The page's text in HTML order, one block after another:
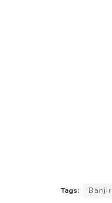
Tags: Banjir